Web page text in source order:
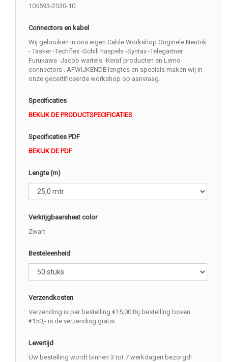
105593-2530-10
Connectors en kabel
Wij gebruiken in ons eigen Cable Workshop Originele Neutrik
- Tasker -Techflex -Schill haspels -Syntax -Telegartner
Furukawa -Jacob wartels -Keraf producten en Lemo
connectors . AFWIJKENDE lengtes en specials maken wij in
onze gecertificeerde workshop op aanvraag.
Specificaties
BEKIJK DE PRODUCTSPECIFICATIES
Specificaties PDF
BEKIJK DE PDF
Lengte (m)
Verkrijgbaarsheat color
Zwart
Besteleenheid
Verzendkosten
Verzending is per bestelling €15,00 Bij bestelling boven
€150,- is de verzending gratis.
Levertijd
Uw bestelling wordt binnen 3 tot 7 werkdagen bezorgd!